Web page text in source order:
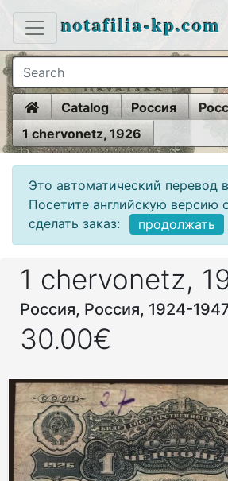
notafilia-kp.com
HomeCatalog Россия
1 chervonetz, 1926
Это автоматический перевод
Посетите английскую версию
сделать заказ:
продолжать
1 chervonetz,
Россия, Россия, 1924-
30.00€